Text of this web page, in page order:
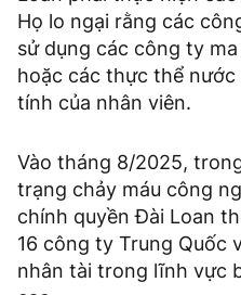
Họ lo ngại rằng các
sử dụng các công ty
hoặc các thực thể nước
tính của nhân viên.
Vào tháng 8/2025,
trạng chảy máu công
chính quyền Đài Loan
16 công ty Trung Quốc
nhân tài trong lĩnh vực